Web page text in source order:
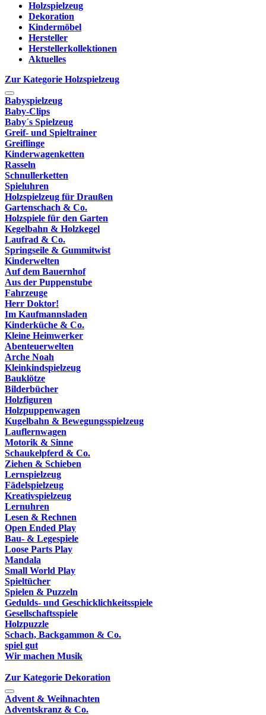
Holzspielzeug
Dekoration
Kindermöbel
Hersteller
Herstellerkollektionen
Aktuelles
Zur Kategorie Holzspielzeug
Babyspielzeug
Baby-Clips
Baby´s Spielzeug
Greif- und Spieltrainer
Greiflinge
Kinderwagenketten
Rasseln
Schnullerketten
Spieluhren
Holzspielzeug für Draußen
Gartenschach & Co.
Holzspiele für den Garten
Kegelbahn & Holzkegel
Laufrad & Co.
Springseile & Gummitwist
Kinderwelten
Auf dem Bauernhof
Aus der Puppenstube
Fahrzeuge
Herr Doktor!
Im Kaufmannsladen
Kinderküche & Co.
Kleine Heimwerker
Abenteuerwelten
Arche Noah
Kleinkindspielzeug
Bauklötze
Bilderbücher
Holzfiguren
Holzpuppenwagen
Kugelbahn & Bewegungsspielzeug
Lauflernwagen
Motorik & Sinne
Schaukelpferd & Co.
Ziehen & Schieben
Lernspielzeug
Fädelspielzeug
Kreativspielzeug
Lernuhren
Lesen & Rechnen
Open Ended Play
Bau- & Legespiele
Loose Parts Play
Mandala
Small World Play
Spieltücher
Spielen & Puzzeln
Gedulds- und Geschicklichkeitsspiele
Gesellschaftsspiele
Holzpuzzle
Schach, Backgammon & Co.
spiel gut
Wir machen Musik
Zur Kategorie Dekoration
Advent & Weihnachten
Adventskranz & Co.